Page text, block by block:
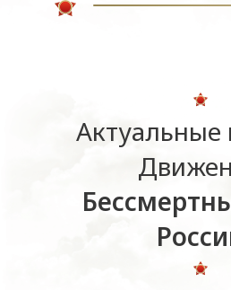
Актуальные